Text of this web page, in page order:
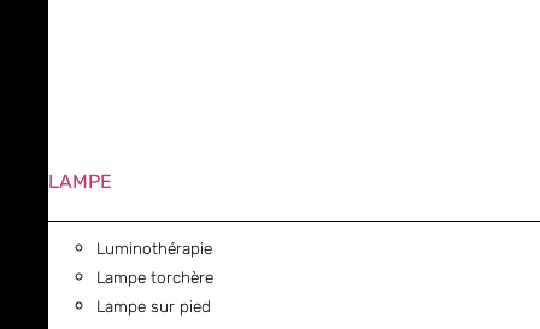
LAMPE
Luminothérapie
Lampe torchère
Lampe sur pied